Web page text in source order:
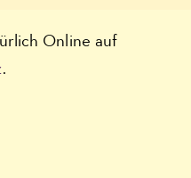
Online auf
.